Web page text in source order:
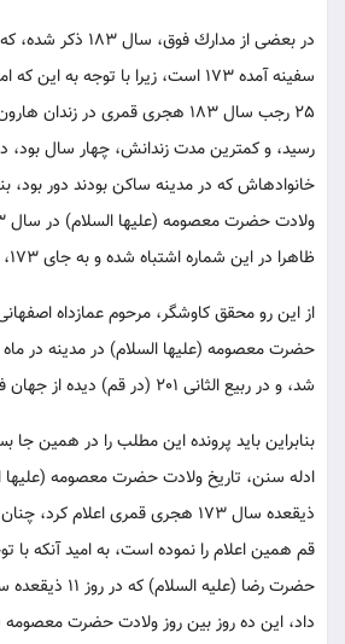
در بعضى از مدارك
سفينه آمده 173 است، زيرا با توجه به
25 رجب سال 183 هجرى قمرى در
رسيد، و كمترين مدت زندانش، چهار سال بود،
خانواده‏اش كه در مدينه ساكن بودند دور بود،
ظاهرا در اين شماره اشتباه شده و به جاى 173، 183 نوشته شده است.
از اين رو محقق كاوشگر، مرحوم عمازداه
شد، و در ربيع الثانى 201 (در قم) ديده از جهان فرو بست.
بنابراين بايد پرونده اين مطلب را در همين
ادله سنن، تاريخ ولادت حضرت معصومه (عليها
ذيقعده سال 173 هجرى قمرى اعلام
قم همين اعلام را نموده است، به اميد آنكه با
داد، اين ده روز بين روز ولادت حضرت معصومه